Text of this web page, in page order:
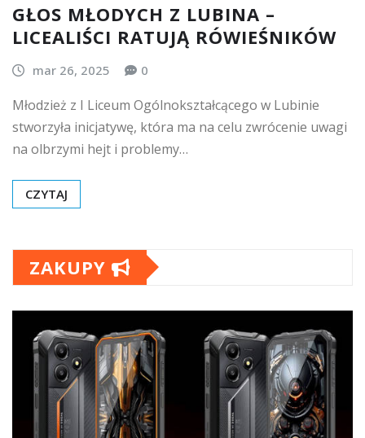
GŁOS MŁODYCH Z LUBINA –
LICEALIŚCI RATUJĄ RÓWIEŚNIKÓW
mar 26, 2025 0
Młodzież z I Liceum Ogólnokształcącego w Lubinie
stworzyła inicjatywę, która ma na celu zwrócenie uwagi
na olbrzymi hejt i problemy…
CZYTAJ
ZAKUPY